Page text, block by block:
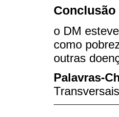
Conclusão
o DM
como
outras
Palavras-